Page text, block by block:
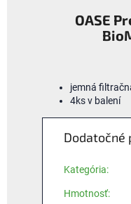
OASE
jemná
4ks v balení
Dodatočné
Kategória:
Hmotnosť: